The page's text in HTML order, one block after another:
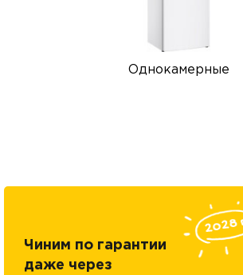
Однокамерные
Чиним по гарантии
даже через